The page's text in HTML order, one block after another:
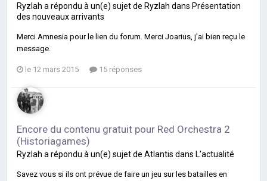
Ryzlah a répondu à un(e) sujet de Ryzlah dans Présentation
des nouveaux arrivants
Merci Amnesia pour le lien du forum. Merci Joarius, j'ai bien reçu le
message.
le 12 mars 2015 15 réponses
Encore du contenu gratuit pour Red Orchestra 2
(Historiagames)
Ryzlah a répondu à un(e) sujet de Atlantis dans L'actualité
Savez vous si ils ont prévue de faire un jeu sur les batailles en